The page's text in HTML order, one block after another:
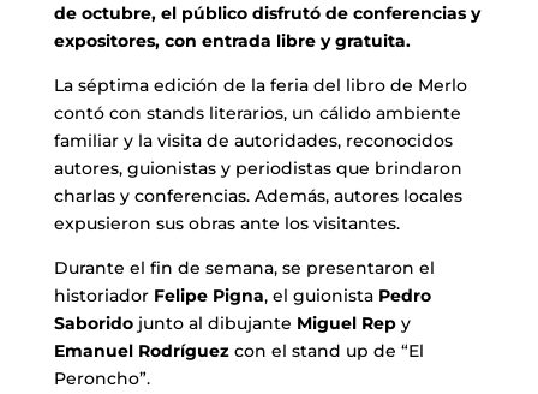
de octubre, el público disfrutó de conferencias y
expositores, con entrada libre y gratuita.
La séptima edición de la feria del libro de Merlo
contó con stands literarios, un cálido ambiente
familiar y la visita de autoridades, reconocidos
autores, guionistas y periodistas que brindaron
charlas y conferencias. Además, autores locales
expusieron sus obras ante los visitantes.
Durante el fin de semana, se presentaron el
historiador Felipe Pigna, el guionista Pedro
Saboridojunto al dibujante Miguel Repy
Emanuel Rodríguezcon el stand up de “El
Peroncho”.